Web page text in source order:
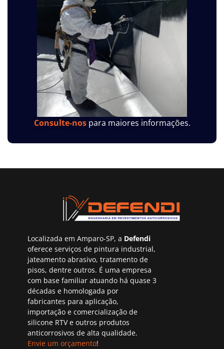
Consulte-nospara maiores informações.
Localizada em Amparo-SP, a Defendi
oferece serviços de pintura industrial,
jateamento abrasivo, tratamento de
pisos, dentre outros. É uma empresa
com base familiar atuando há quase 3
décadas e homologada por
fabricantes para aplicação,
importação e comercialização de
silicone RTV e outros produtos
anticorrosivos de alta qualidade.
Envie um orçamento!